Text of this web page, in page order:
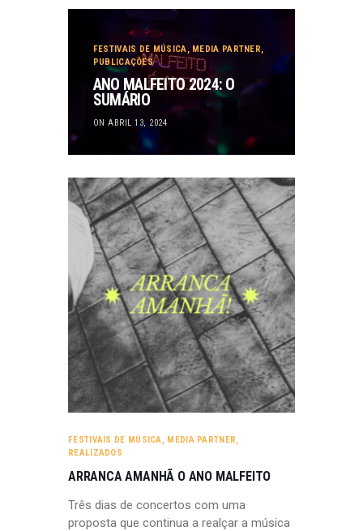
FESTIVAIS DE MÚSICA, MEDIA PARTNER,
PUBLICAÇÕES
ANO MALFEITO 2024: O
SUMÁRIO
ON ABRIL 13, 2024
FESTIVAIS DE MÚSICA, MEDIA PARTNER,
REALIZADOS
ARRANCA AMANHÃ O ANO MALFEITO
Três dias de concertos com uma
proposta que continua a realçar a música